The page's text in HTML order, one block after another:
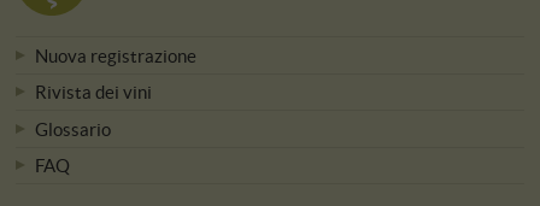
Nuova registrazione
Rivista dei vini
Glossario
FAQ